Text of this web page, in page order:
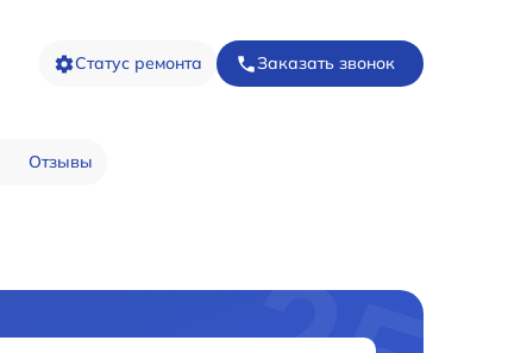
Статус ремонта Заказать звонок
Отзывы